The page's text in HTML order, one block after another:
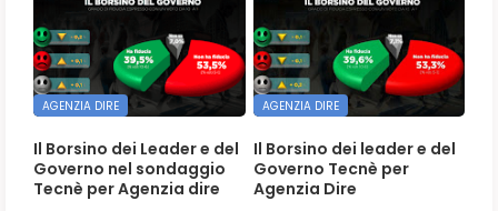
AGENZIA DIRE
Il Borsino dei Leader e del
Governo nel sondaggio
Tecnè per Agenzia dire
AGENZIA DIRE
Il Borsino dei leader e del
Governo Tecnè per
Agenzia Dire